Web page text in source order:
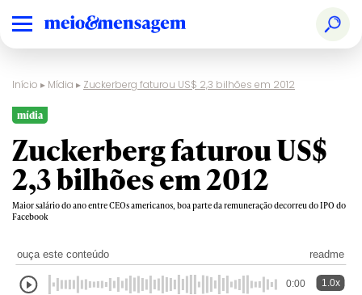
Início ▸ Mídia ▸ Zuckerberg faturou US$ 2,3 bilhões em 2012
mídia
Zuckerberg faturou US$
2,3 bilhões em 2012
Maior salário do ano entre CEOs americanos, boa parte da remuneração decorreu do IPO do
Facebook
ouça este conteúdo readme
0:00 1.0x